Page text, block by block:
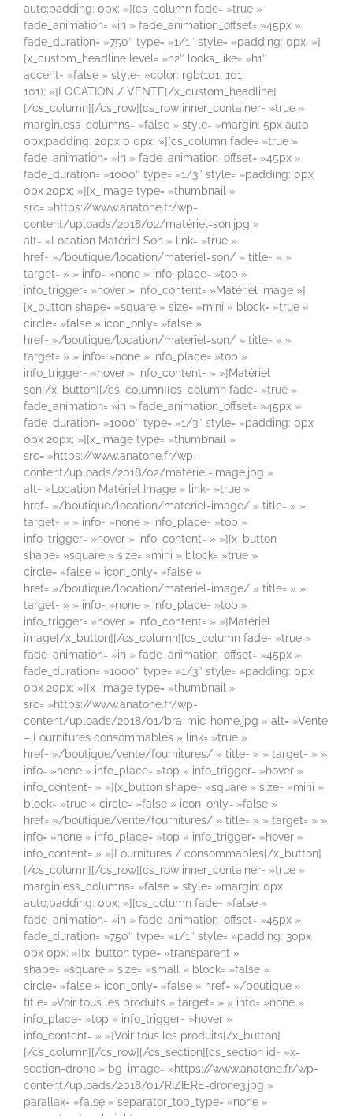
auto;padding: 0px; »][cs_column fade= »true »
fade_animation= »in » fade_animation_offset= »45px »
fade_duration= »750″ type= »1/1″ style= »padding: 0px; »]
[x_custom_headline level= »h2″ looks_like= »h1″
accent= »false » style= »color: rgb(101, 101,
101); »]LOCATION / VENTE[/x_custom_headline]
[/cs_column][/cs_row][cs_row inner_container= »true »
marginless_columns= »false » style= »margin: 5px auto
0px;padding: 20px 0 0px; »][cs_column fade= »true »
fade_animation= »in » fade_animation_offset= »45px »
fade_duration= »1000″ type= »1/3″ style= »padding: 0px
0px 20px; »][x_image type= »thumbnail »
src= »https://www.anatone.fr/wp-
content/uploads/2018/02/matériel-son.jpg »
alt= »Location Matériel Son » link= »true »
href= »/boutique/location/materiel-son/ » title= » »
target= » » info= »none » info_place= »top »
info_trigger= »hover » info_content= »Matériel image »]
[x_button shape= »square » size= »mini » block= »true »
circle= »false » icon_only= »false »
href= »/boutique/location/materiel-son/ » title= » »
target= » » info= »none » info_place= »top »
info_trigger= »hover » info_content= » »]Matériel
son[/x_button][/cs_column][cs_column fade= »true »
fade_animation= »in » fade_animation_offset= »45px »
fade_duration= »1000″ type= »1/3″ style= »padding: 0px
0px 20px; »][x_image type= »thumbnail »
src= »https://www.anatone.fr/wp-
content/uploads/2018/02/matériel-image.jpg »
alt= »Location Matériel Image » link= »true »
href= »/boutique/location/materiel-image/ » title= » »
target= » » info= »none » info_place= »top »
info_trigger= »hover » info_content= » »][x_button
shape= »square » size= »mini » block= »true »
circle= »false » icon_only= »false »
href= »/boutique/location/materiel-image/ » title= » »
target= » » info= »none » info_place= »top »
info_trigger= »hover » info_content= » »]Matériel
image[/x_button][/cs_column][cs_column fade= »true »
fade_animation= »in » fade_animation_offset= »45px »
fade_duration= »1000″ type= »1/3″ style= »padding: 0px
0px 20px; »][x_image type= »thumbnail »
src= »https://www.anatone.fr/wp-
content/uploads/2018/01/bra-mic-home.jpg » alt= »Vente
– Fournitures consommables » link= »true »
href= »/boutique/vente/fournitures/ » title= » » target= » »
info= »none » info_place= »top » info_trigger= »hover »
info_content= » »][x_button shape= »square » size= »mini »
block= »true » circle= »false » icon_only= »false »
href= »/boutique/vente/fournitures/ » title= » » target= » »
info= »none » info_place= »top » info_trigger= »hover »
info_content= » »]Fournitures / consommables[/x_button]
[/cs_column][/cs_row][cs_row inner_container= »true »
marginless_columns= »false » style= »margin: 0px
auto;padding: 0px; »][cs_column fade= »false »
fade_animation= »in » fade_animation_offset= »45px »
fade_duration= »750″ type= »1/1″ style= »padding: 30px
0px 0px; »][x_button type= »transparent »
shape= »square » size= »small » block= »false »
circle= »false » icon_only= »false » href= »/boutique »
title= »Voir tous les produits » target= » » info= »none »
info_place= »top » info_trigger= »hover »
info_content= » »]Voir tous les produits[/x_button]
[/cs_column][/cs_row][/cs_section][cs_section id= »x-
section-drone » bg_image= »https://www.anatone.fr/wp-
content/uploads/2018/01/RIZIERE-drone3.jpg »
parallax= »false » separator_top_type= »none »